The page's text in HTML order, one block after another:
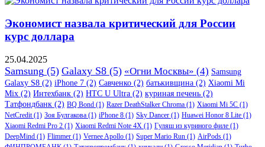
Экономист назвала критический для России
курс доллара
25.04.2025
Samsung (5) Galaxy S8 (5) «Огни Москвы» (4) Samsung
Galaxy S8 (2) iPhone 7 (2) Савченко (2) батькивщина (2) Xiaomi Mi
Mix (2) Интехбанк (2) HTC U Ultra (2) куриная печень (2)
Татфондбанк (2) BQ Bond (1) Razer DeathStalker Chroma (1) Xiaomi Mi 5C (1)
NetCredit (1) Зоя Булгакова (1) iPhone 8 (1) Sky Dancer (1) Huawei Honor 8 Lite (1)
Xiaomi Redmi Pro 2 (1) Xiaomi Redmi Note 4X (1) Гуляш из куриного филе (1)
DeepMind (1) Flimmer (1) Vernee Apollo (1) Super Mario Run (1) AirPods (1)